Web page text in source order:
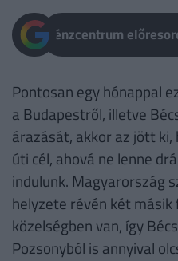
Pénzcentrum
Pontosan egy hónappal
a Budapestről, illetve
árazását, akkor az jött
úti cél, ahová ne lenne
indulunk. Magyarország
helyzete révén két
közelségben van, így
Pozsonyból is annyival